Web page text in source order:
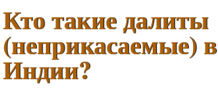
Кто такие далиты
(неприкасаемые) в
Индии?